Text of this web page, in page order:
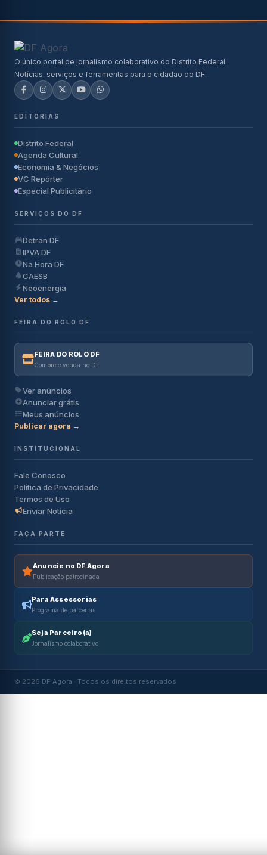
O único portal de jornalismo colaborativo do Distrito Federal.
Notícias, serviços e ferramentas para o cidadão do DF.
EDITORIAS
Distrito Federal
Agenda Cultural
Economia & Negócios
VC Repórter
Especial Publicitário
SERVIÇOS DO DF
Detran DF
IPVA DF
Na Hora DF
CAESB
Neoenergia
Ver todos →
FEIRA DO ROLO DF
FEIRA DO ROLO DF
Compre e venda no DF
Ver anúncios
Anunciar grátis
Meus anúncios
Publicar agora →
INSTITUCIONAL
Fale Conosco
Política de Privacidade
Termos de Uso
Enviar Notícia
FAÇA PARTE
Anuncie no DF Agora
Publicação patrocinada
Para Assessorias
Programa de parcerias
Seja Parceiro(a)
Jornalismo colaborativo
© 2026 DF Agora · Todos os direitos reservados